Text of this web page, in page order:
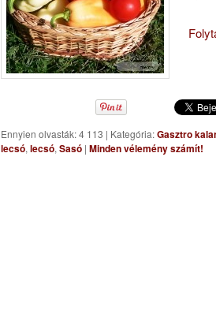
Ennyien olvasták: 4 113 | Kategória:Gasztro
lecsó, lecsó, Sasó | Minden vélemény számít!